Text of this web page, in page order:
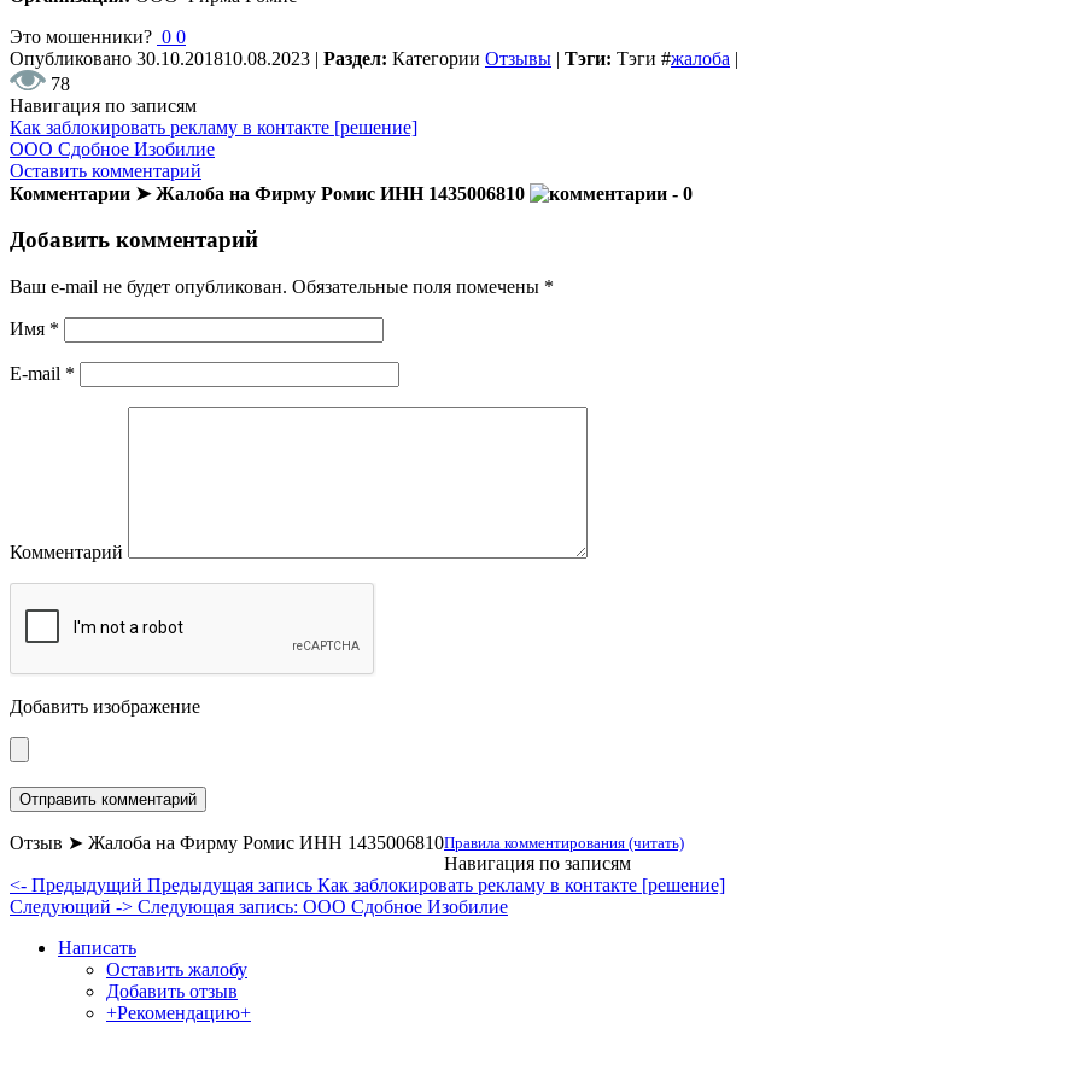
Это мошенники? 0 0
Опубликовано 30.10.201810.08.2023 | Раздел: Категории Отзывы | Тэги: Тэги #жалоба |
78
Навигация по записям
Как заблокировать рекламу в контакте [решение]
ООО Сдобное Изобилие
Оставить комментарий
Комментарии ➤ Жалоба на Фирму Ромис ИНН 1435006810
- 0
Добавить комментарий
Ваш e-mail не будет опубликован. Обязательные поля помечены *
Имя *
E-mail *
Комментарий
Добавить изображение
Правила комментирования (читать)
Отзыв ➤ Жалоба на Фирму Ромис ИНН 1435006810
Навигация по записям
<- Предыдущий Предыдущая запись Как заблокировать рекламу в контакте [решение]
Следующий -> Следующая запись: ООО Сдобное Изобилие
Написать
Оставить жалобу
Добавить отзыв
+Рекомендацию+